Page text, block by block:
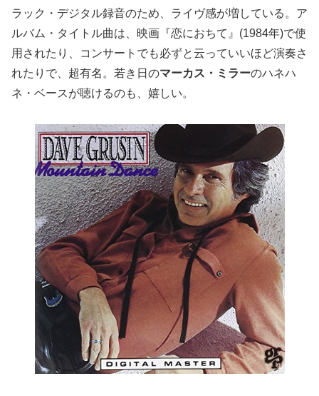
ラック・デジタル録音のため、ライヴ感が増している。ア
ルバム・タイトル曲は、映画『恋におちて』(1984年)で使
用されたり、コンサートでも必ずと云っていいほど演奏さ
れたりで、超有名。若き日のマーカス・ミラーのハネハ
ネ・ベースが聴けるのも、嬉しい。